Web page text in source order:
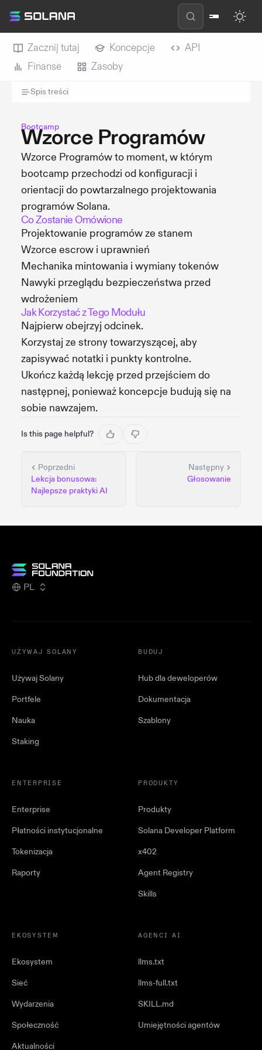
Zacznij tutaj Koncepcje
API
Finanse
Zasoby
Spis treści
Bootcamp
Wzorce Programów
Wzorce Programów to moment, w którym
bootcamp przechodzi od konfiguracji i
orientacji do powtarzalnego projektowania
programów Solana.
Co Zostanie Omówione
Projektowanie programów ze stanem
Wzorce escrow i uprawnień
Mechanika mintowania i wymiany tokenów
Nawyki przeglądu bezpieczeństwa przed
wdrożeniem
Jak Korzystać z Tego Modułu
Najpierw obejrzyj odcinek.
Korzystaj ze strony towarzyszącej, aby
zapisywać notatki i punkty kontrolne.
Ukończ każdą lekcję przed przejściem do
następnej, ponieważ koncepcje budują się na
sobie nawzajem.
Is this page helpful?
Poprzedni
Lekcja bonusowa:
Najlepsze praktyki AI
Następny
Głosowanie
PL
UŻYWAJ SOLANY
Używaj Solany
Portfele
Nauka
Staking
BUDUJ
Hub dla deweloperów
Dokumentacja
Szablony
ENTERPRISE
Enterprise
Płatności instytucjonalne
Tokenizacja
Raporty
PRODUKTY
Produkty
Solana Developer Platform
x402
Agent Registry
Skills
EKOSYSTEM
Ekosystem
Sieć
Wydarzenia
Społeczność
Aktualności
AGENCI AI
llms.txt
llms-full.txt
SKILL.md
Umiejętności agentów